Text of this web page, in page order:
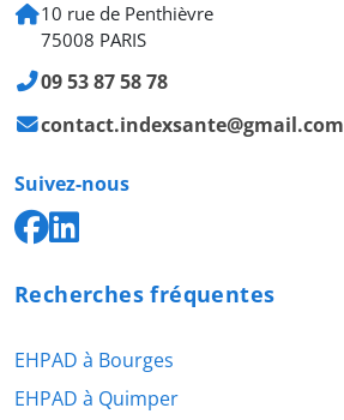
10 rue de Penthièvre
75008 PARIS
09 53 87 58 78
contact.indexsante@gmail.com
Suivez-nous
Recherches fréquentes
EHPAD à Bourges
EHPAD à Quimper